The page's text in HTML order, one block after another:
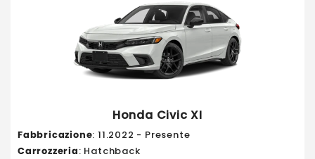
Honda Civic XI
Fabbricazione: 11.2022 - Presente
Carrozzeria: Hatchback